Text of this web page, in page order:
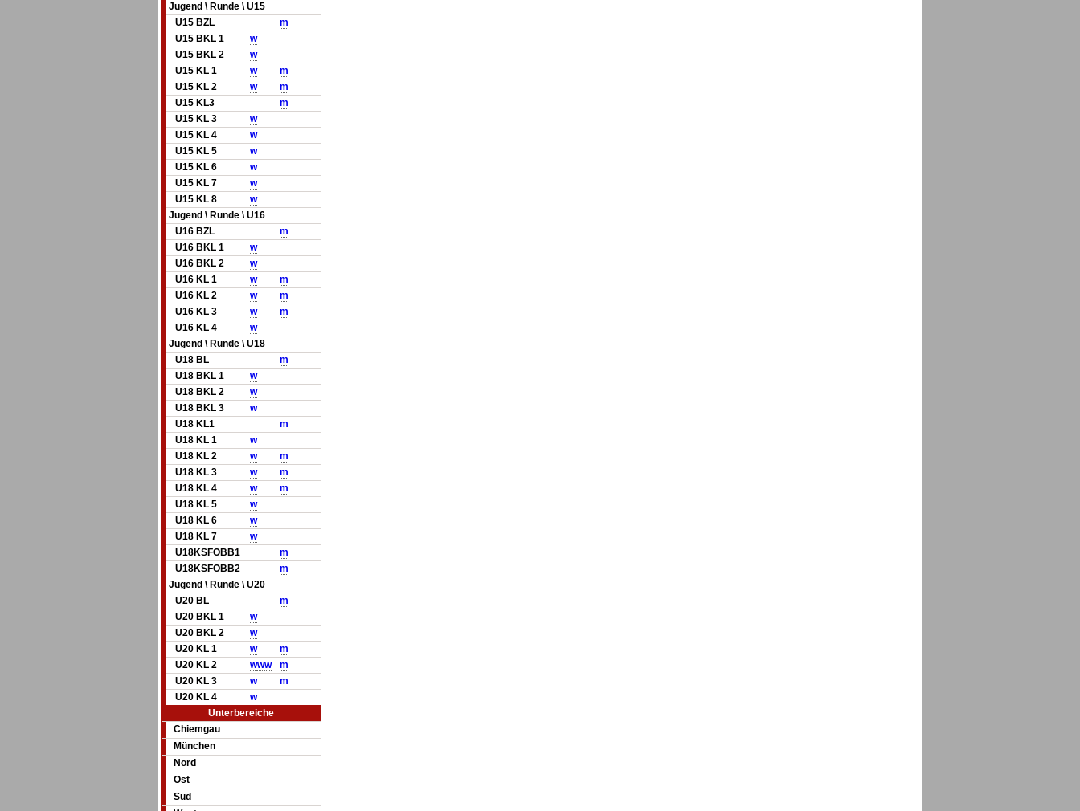
Jugend \ Runde \ U15
U15 BZL
m
U15 BKL 1
w
U15 BKL 2
w
U15 KL 1
w
m
U15 KL 2
w
m
U15 KL3
m
U15 KL 3
w
U15 KL 4
w
U15 KL 5
w
U15 KL 6
w
U15 KL 7
w
U15 KL 8
w
Jugend \ Runde \ U16
U16 BZL
m
U16 BKL 1
w
U16 BKL 2
w
U16 KL 1
w
m
U16 KL 2
w
m
U16 KL 3
w
m
U16 KL 4
w
Jugend \ Runde \ U18
U18 BL
m
U18 BKL 1
w
U18 BKL 2
w
U18 BKL 3
w
U18 KL1
m
U18 KL 1
w
U18 KL 2
w
m
U18 KL 3
w
m
U18 KL 4
w
m
U18 KL 5
w
U18 KL 6
w
U18 KL 7
w
U18KSFOBB1
m
U18KSFOBB2
m
Jugend \ Runde \ U20
U20 BL
m
U20 BKL 1
w
U20 BKL 2
w
U20 KL 1
w
m
U20 KL 2
www
m
U20 KL 3
w
m
U20 KL 4
w
Unterbereiche
Chiemgau
München
Nord
Ost
Süd